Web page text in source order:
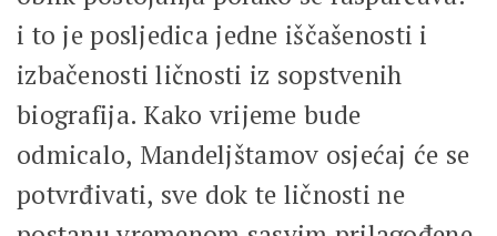
i to je posljedica jedne iščašenosti i
izbačenosti ličnosti iz sopstvenih
biografija. Kako vrijeme bude
odmicalo, Mandeljštamov osjećaj će se
potvrđivati, sve dok te ličnosti ne